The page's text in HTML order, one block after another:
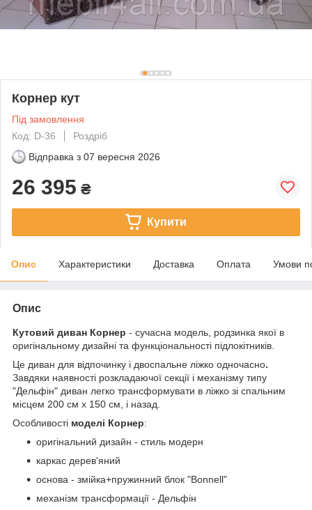
Корнер кут
Під замовлення
Код: D-36
Роздріб
Відправка з 07 вересня 2026
26 395 ₴
Купити
Опис Характеристики Доставка Оплата Умови
Опис
Кутовий диван Корнер - сучасна модель, родзинка якої в
оригінальному дизайні та функціональності підлокітників.
Це диван для відпочинку і двоспальне ліжко одночасно.
Завдяки наявності розкладаючої секції і механізму типу
"Дельфін" диван легко трансформувати в ліжко зі спальним
місцем 200 см х 150 см, і назад.
Особливості моделі Корнер:
оригінальний дизайн - стиль модерн
каркас дерев'яний
основа - змійка+пружинний блок "Bonnell"
механізм трансформації - Дельфін